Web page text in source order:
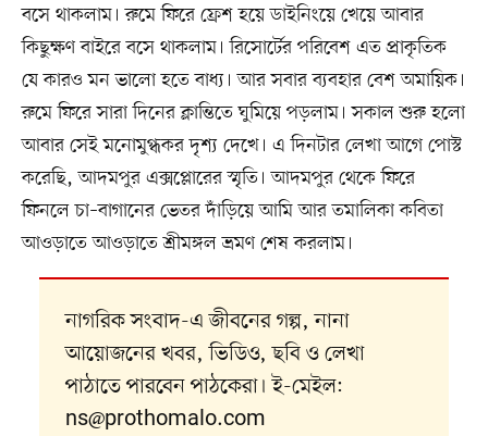
বসে থাকলাম। রুমে ফিরে ফ্রেশ হয়ে ডাইনিংয়ে খেয়ে আবার
কিছুক্ষণ বাইরে বসে থাকলাম। রিসোর্টের পরিবেশ এত প্রাকৃতিক
যে কারও মন ভালো হতে বাধ্য। আর সবার ব্যবহার বেশ অমায়িক।
রুমে ফিরে সারা দিনের ক্লান্তিতে ঘুমিয়ে পড়লাম। সকাল শুরু হলো
আবার সেই মনোমুগ্ধকর দৃশ্য দেখে। এ দিনটার লেখা আগে পোস্ট
করেছি, আদমপুর এক্সপ্লোরের স্মৃতি। আদমপুর থেকে ফিরে
ফিনলে চা–বাগানের ভেতর দাঁড়িয়ে আমি আর তমালিকা কবিতা
আওড়াতে আওড়াতে শ্রীমঙ্গল ভ্রমণ শেষ করলাম।
নাগরিক সংবাদ-এ জীবনের গল্প, নানা
আয়োজনের খবর, ভিডিও, ছবি ও লেখা
পাঠাতে পারবেন পাঠকেরা। ই-মেইল:
ns@prothomalo.com